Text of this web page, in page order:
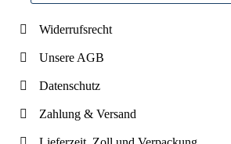
Widerrufsrecht
Unsere AGB
Datenschutz
Zahlung & Versand